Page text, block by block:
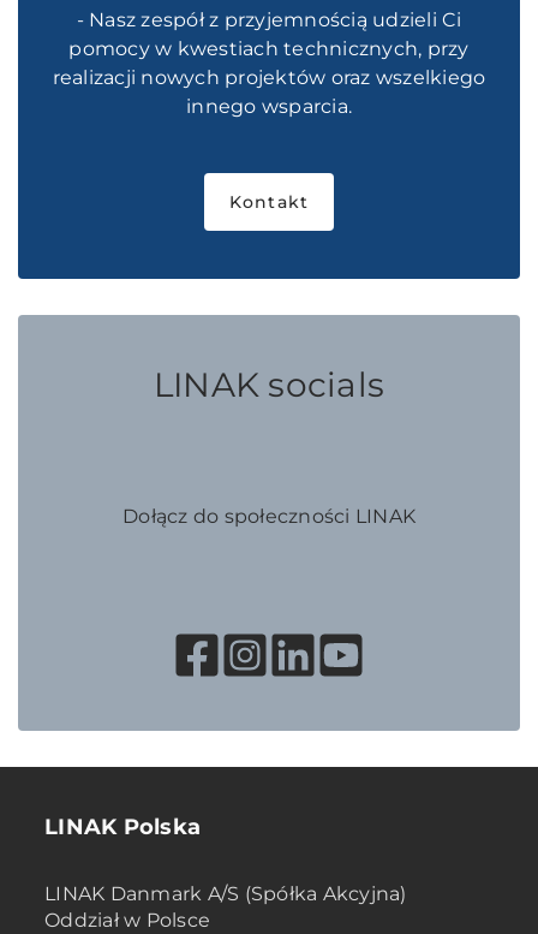
- Nasz zespół z przyjemnością udzieli Ci
pomocy w kwestiach technicznych, przy
realizacji nowych projektów oraz wszelkiego
innego wsparcia.
Kontakt
LINAK socials
Dołącz do społeczności LINAK
LINAK Polska
LINAK Danmark A/S (Spółka Akcyjna)
Oddział w Polsce